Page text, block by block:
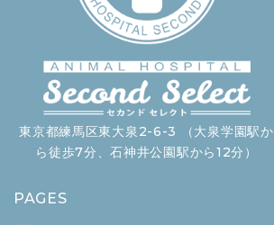
東京都練馬区東大泉2-6-3 （大泉学園駅か
ら徒歩7分、石神井公園駅から12分）
PAGES